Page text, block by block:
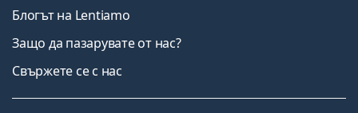
Блогът на Lentiamo
Защо да пазарувате от нас?
Свържете се с нас